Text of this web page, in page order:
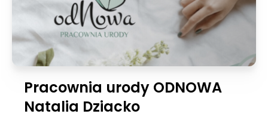
Pracownia urody ODNOWA
Natalia Dziacko